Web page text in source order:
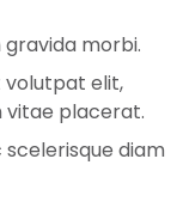
morbi.
volutpat elit,
vitae placerat.
diam